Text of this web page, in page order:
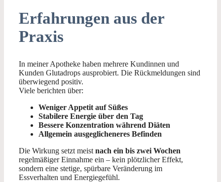
Erfahrungen aus der
Praxis
In meiner Apotheke haben mehrere Kundinnen und
Kunden Glutadrops ausprobiert. Die Rückmeldungen sind
überwiegend positiv.
Viele berichten über:
Weniger Appetit auf Süßes
Stabilere Energie über den Tag
Bessere Konzentration während Diäten
Allgemein ausgeglicheneres Befinden
Die Wirkung setzt meist nach ein bis zwei Wochen
regelmäßiger Einnahme ein – kein plötzlicher Effekt,
sondern eine stetige, spürbare Veränderung im
Essverhalten und Energiegefühl.